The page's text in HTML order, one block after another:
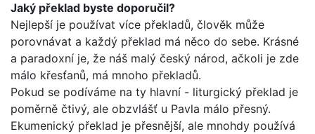
Jaký překlad byste doporučil?
Nejlepší je používat více překladů, člověk může
porovnávat a každý překlad má něco do sebe. Krásné
a paradoxní je, že náš malý český národ, ačkoli je zde
málo křesťanů, má mnoho překladů.
Pokud se podíváme na ty hlavní - liturgický překlad je
poměrně čtivý, ale obzvlášť u Pavla málo přesný.
Ekumenický překlad je přesnější, ale mnohdy používá